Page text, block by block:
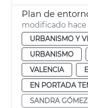
Plan de
modificado hace
URBANISMO Y
URBANISMO
VALENCIA
EN PORTADA
SANDRA GÓMEZ